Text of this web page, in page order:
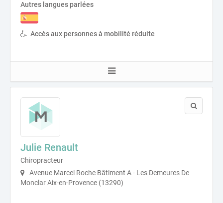
Autres langues parlées
Accès aux personnes à mobilité réduite
Julie Renault
Chiropracteur
Avenue Marcel Roche Bâtiment A - Les Demeures De
Monclar Aix-en-Provence (13290)